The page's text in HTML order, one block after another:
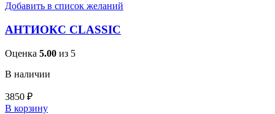
Добавить в список желаний
АНТИОКС CLASSIC
Оценка 5.00 из 5
В наличии
3850 ₽
В корзину